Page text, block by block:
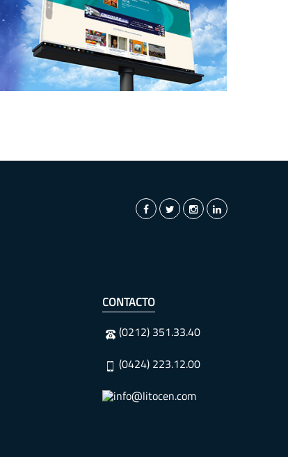
CONTACTO
(0212) 351.33.40
(0424) 223.12.00
info@litocen.com